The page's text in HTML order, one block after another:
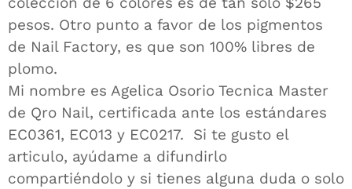
pesos. Otro punto a favor de los pigmentos
de Nail Factory, es que son 100% libres de
plomo.
Mi nombre es Agelica Osorio Tecnica Master
de Qro Nail, certificada ante los estándares
EC0361, EC013 y EC0217. Si te gusto el
articulo, ayúdame a difundirlo
compartiéndolo y si tienes alguna duda o solo